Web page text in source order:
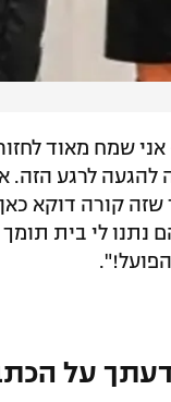
שמח מאוד
לרגע הזה.
שזה קורה דוקא
נתנו לי בית
על